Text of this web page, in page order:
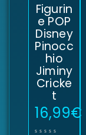
Figurin
e POP
Disney
Pinocc
hio
Jiminy
Cricke
t
16,99€